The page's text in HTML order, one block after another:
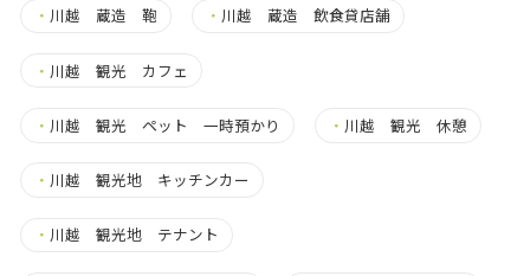
・ 川越 蔵造 鞄 ・ 川越 蔵造 飲食貸店舗
・ 川越 観光 カフェ
・ 川越 観光 ペット 一時預かり ・ 川越 観光 休憩
・ 川越 観光地 キッチンカー
・ 川越 観光地 テナント